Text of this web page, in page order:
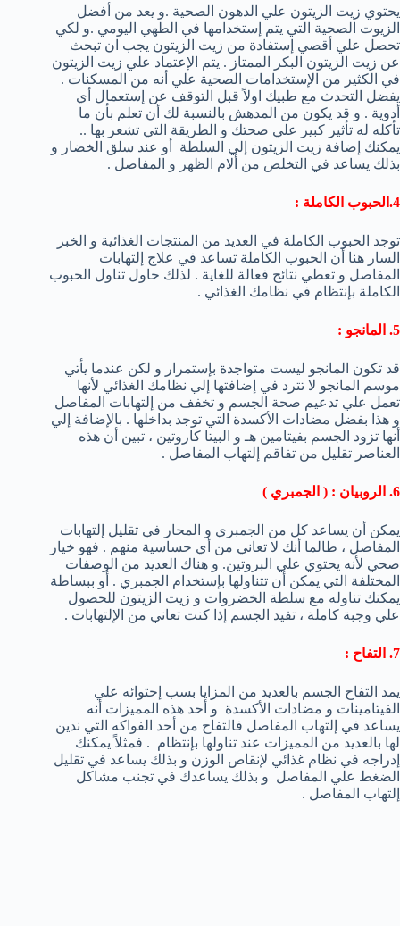
يحتوي زيت الزيتون علي الدهون الصحية .و يعد من أفضل
الزيوت الصحية التي يتم إستخدامها في الطهي اليومي .و لكي
تحصل علي أقصي إستفادة من زيت الزيتون يجب ان تبحث
عن زيت الزيتون البكر الممتاز . يتم الإعتماد علي زيت الزيتون
في الكثير من الإستخدامات الصحية علي أنه من المسكنات .
يفضل التحدث مع طبيك اولاً قبل التوقف عن إستعمال أي
أدوية . و قد يكون من المدهش بالنسبة لك أن تعلم بأن ما
تأكله له تأثير كبير علي صحتك و الطريقة التي تشعر بها ..
يمكنك إضافة زيت الزيتون إلي السلطة أو عند سلق الخضار و
بذلك يساعد في التخلص من ألام الظهر و المفاصل .
4.الحبوب الكاملة :
توجد الحبوب الكاملة في العديد من المنتجات الغذائية و الخبر
السار هنا أن الحبوب الكاملة تساعد في علاج إلتهابات
المفاصل و تعطي نتائج فعالة للغاية . لذلك حاول تناول الحبوب
الكاملة بإنتظام في نظامك الغذائي .
5. المانجو :
قد تكون المانجو ليست متواجدة بإستمرار و لكن عندما يأتي
موسم المانجو لا تترد في إضافتها إلي نظامك الغذائي لأنها
تعمل علي تدعيم صحة الجسم و تخفف من إلتهابات المفاصل
و هذا بفضل مضادات الأكسدة التي توجد بداخلها . بالإضافة إلي
أنها تزود الجسم بفيتامين هـ و البيتا كاروتين ، تبين أن هذه
العناصر تقليل من تفاقم إلتهاب المفاصل .
6. الروبيان : ( الجمبري )
يمكن أن يساعد كل من الجمبري و المحار في تقليل إلتهابات
المفاصل ، طالما أنك لا تعاني من أي حساسية منهم . فهو خيار
صحي لأنه يحتوي علي البروتين. و هناك العديد من الوصفات
المختلفة التي يمكن أن تتناولها بإستخدام الجمبري . أو ببساطة
يمكنك تناوله مع سلطة الخضروات و زيت الزيتون للحصول
علي وجبة كاملة ، تفيد الجسم إذا كنت تعاني من الإلتهابات .
7. التفاح :
يمد التفاح الجسم بالعديد من المزايا بسب إحتوائه علي
الفيتامينات و مضادات الأكسدة و أحد هذه المميزات أنه
يساعد في إلتهاب المفاصل فالتفاح من أحد الفواكه التي ندين
لها بالعديد من المميزات عند تناولها بإنتظام . فمثلاً يمكنك
إدراجه في نظام غذائي لإنقاص الوزن و بذلك يساعد في تقليل
الضغط علي المفاصل و بذلك يساعدك في تجنب مشاكل
إلتهاب المفاصل .